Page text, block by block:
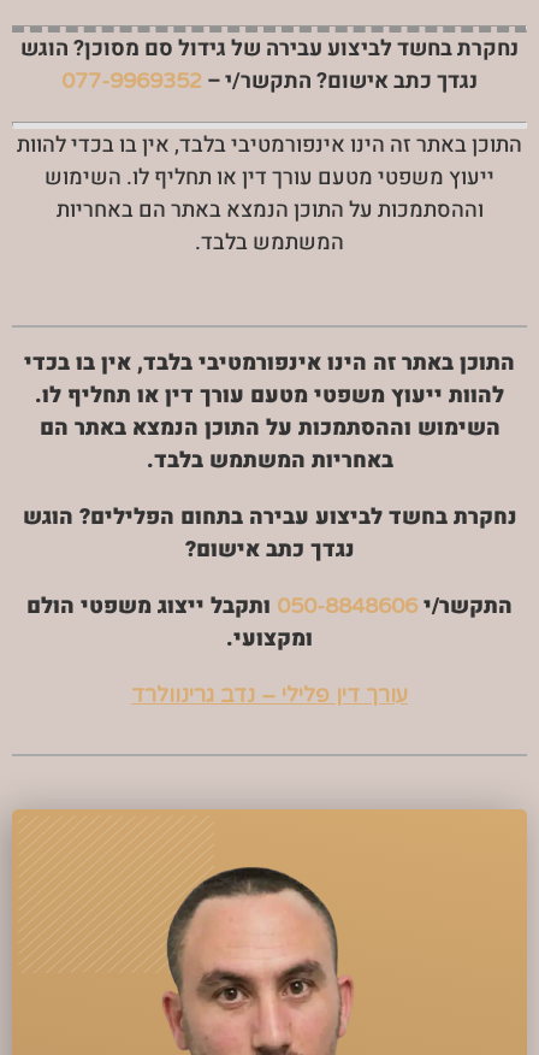
נחקרת בחשד לביצוע עבירה של גידול סם מסוכן? הוגש
נגדך כתב אישום? התקשר/י – 077-9969352
התוכן באתר זה הינו אינפורמטיבי בלבד, אין בו בכדי להוות
ייעוץ משפטי מטעם עורך דין או תחליף לו. השימוש
וההסתמכות על התוכן הנמצא באתר הם באחריות
המשתמש בלבד.
התוכן באתר זה הינו אינפורמטיבי בלבד, אין בו בכדי
להוות ייעוץ משפטי מטעם עורך דין או תחליף לו.
השימוש וההסתמכות על התוכן הנמצא באתר הם
באחריות המשתמש בלבד.
נחקרת בחשד לביצוע עבירה בתחום הפלילים? הוגש
נגדך כתב אישום?
התקשר/י050-8848606 ותקבל ייצוג משפטי הולם
ומקצועי.
עורך דין פלילי – נדב גרינוולרד